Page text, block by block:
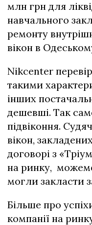
млн грн для
навчального
ремонту
вікон в
Nikcenter
такими
інших
дешевші. Так
підвіконня.
вікон,
договорі з
на ринку,
могли закласти
Більше про
компанії на